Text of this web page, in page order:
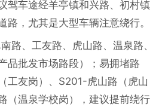
驾车途经羊亭镇和兴路、初村镇
路，尤其是大型车辆注意绕行。
路、工友路、虎山路、温泉路、
品批发市场路段）；易拥堵路
工友岗）、S201-虎山路（虎山
（温泉学校岗），建议提前绕行